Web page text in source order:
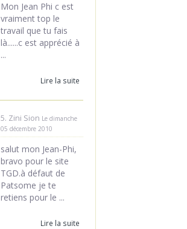
Mon Jean Phi c est
vraiment top le
travail que tu fais
là......c est apprécié à
...
Lire la suite
5. Zini Sion Le dimanche
05 décembre 2010
salut mon Jean-Phi,
bravo pour le site
TGD.à défaut de
Patsome je te
retiens pour le ...
Lire la suite